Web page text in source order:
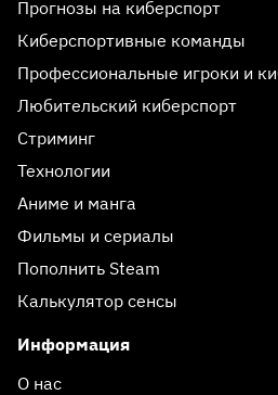
Прогнозы на киберспорт
Киберспортивные команды
Профессиональные игроки и
Любительский киберспорт
Стриминг
Технологии
Аниме и манга
Фильмы и сериалы
Пополнить Steam
Калькулятор сенсы
Информация
О нас